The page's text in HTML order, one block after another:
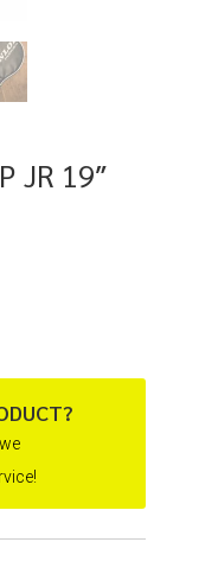
JR 19″